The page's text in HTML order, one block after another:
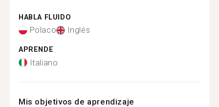
HABLA FLUIDO
Polaco Inglés
APRENDE
Italiano
Mis objetivos de aprendizaje